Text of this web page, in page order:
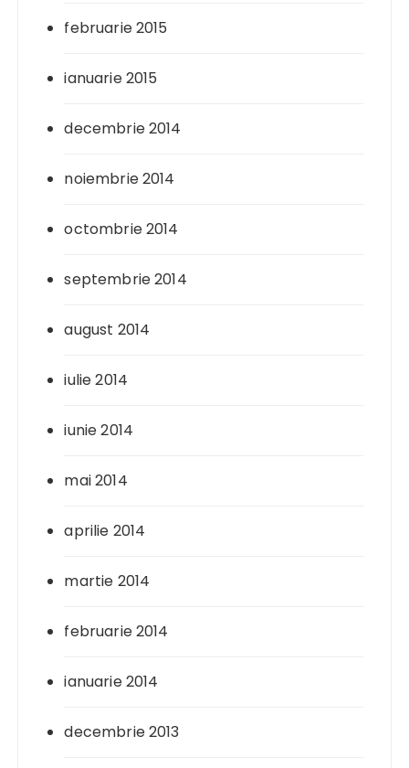
februarie 2015
ianuarie 2015
decembrie 2014
noiembrie 2014
octombrie 2014
septembrie 2014
august 2014
iulie 2014
iunie 2014
mai 2014
aprilie 2014
martie 2014
februarie 2014
ianuarie 2014
decembrie 2013